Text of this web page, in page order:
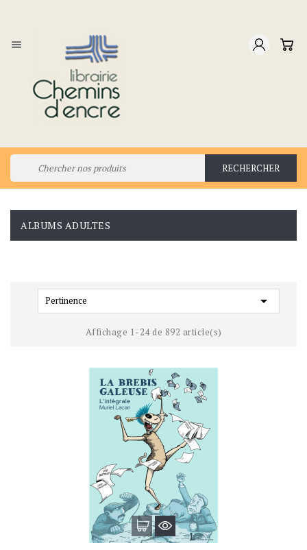

RECHERCHER
ALBUMS ADULTES
Pertinence 
Affichage 1-24 de 892 article(s)